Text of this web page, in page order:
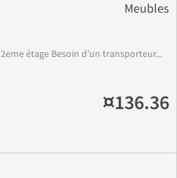
Meubles
étage Besoin d'un transporteur...
¤136.36